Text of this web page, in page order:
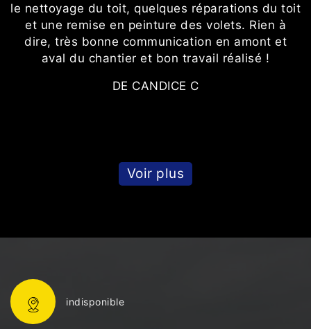
le nettoyage du toit, quelques réparations du toit
et une remise en peinture des volets. Rien à
dire, très bonne communication en amont et
aval du chantier et bon travail réalisé !
DE CANDICE C
Voir plus
indisponible